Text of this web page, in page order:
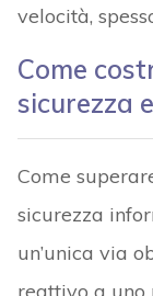
velocità,
Come
sicurezza
Come
sicurezza
un’unica via